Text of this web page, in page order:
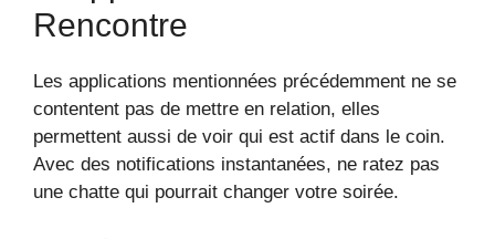
Rencontre
Les applications mentionnées précédemment ne se
contentent pas de mettre en relation, elles
permettent aussi de voir qui est actif dans le coin.
Avec des notifications instantanées, ne ratez pas
une chatte qui pourrait changer votre soirée.